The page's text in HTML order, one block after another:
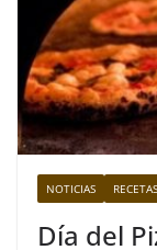
NOTICIAS
Día del